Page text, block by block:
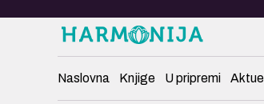
Naslovna Knjige U pripremi